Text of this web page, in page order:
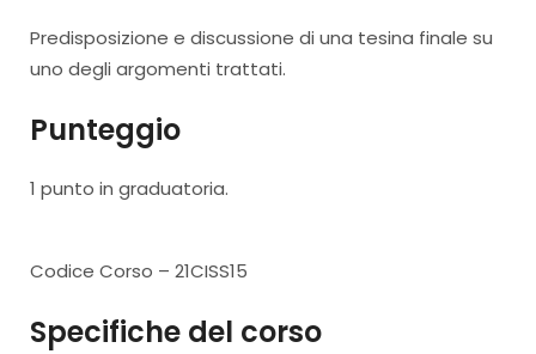
Predisposizione e discussione di una tesina finale su
uno degli argomenti trattati.
Punteggio
1 punto in graduatoria.
Codice Corso – 21CISS15
Specifiche del corso